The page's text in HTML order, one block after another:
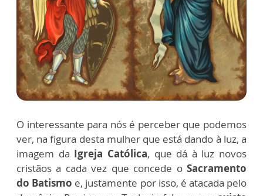
O interessante para nós é perceber que podemos
ver, na figura desta mulher que está dando à luz, a
imagem da Igreja Católica, que dá à luz novos
cristãos a cada vez que concede o Sacramento
do Batismo e, justamente por isso, é atacada pelo